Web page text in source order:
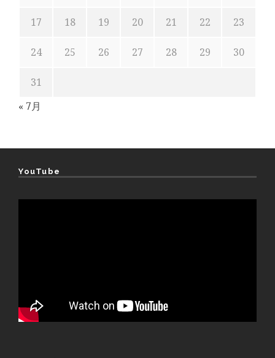
17 18 19 20 21 22 23
24 25 26 27 28 29 30
31
« 7月
YouTube